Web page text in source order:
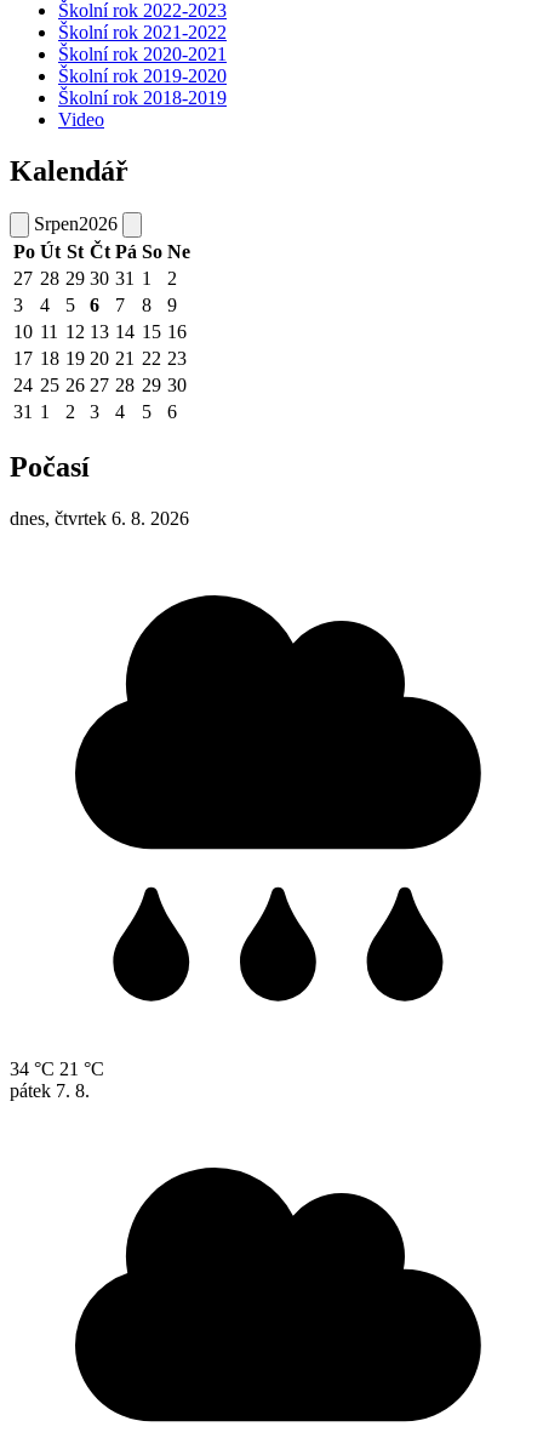
Školní rok 2022-2023
Školní rok 2021-2022
Školní rok 2020-2021
Školní rok 2019-2020
Školní rok 2018-2019
Video
Kalendář
Srpen2026
Po Út St Čt Pá So Ne
27 28 29 30 31 1
2
3
4 5 6 7 8
9
10 11 12 13 14 15 16
17 18 19 20 21 22 23
24 25 26 27 28 29 30
31 1 2 3 4 5 6
Počasí
dnes, čtvrtek 6. 8. 2026
34 °C 21 °C
pátek 7. 8.